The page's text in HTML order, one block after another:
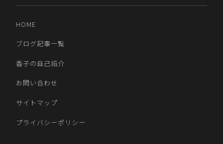
HOME
ブログ記事一覧
香子の自己紹介
お問い合わせ
サイトマップ
プライバシーポリシー